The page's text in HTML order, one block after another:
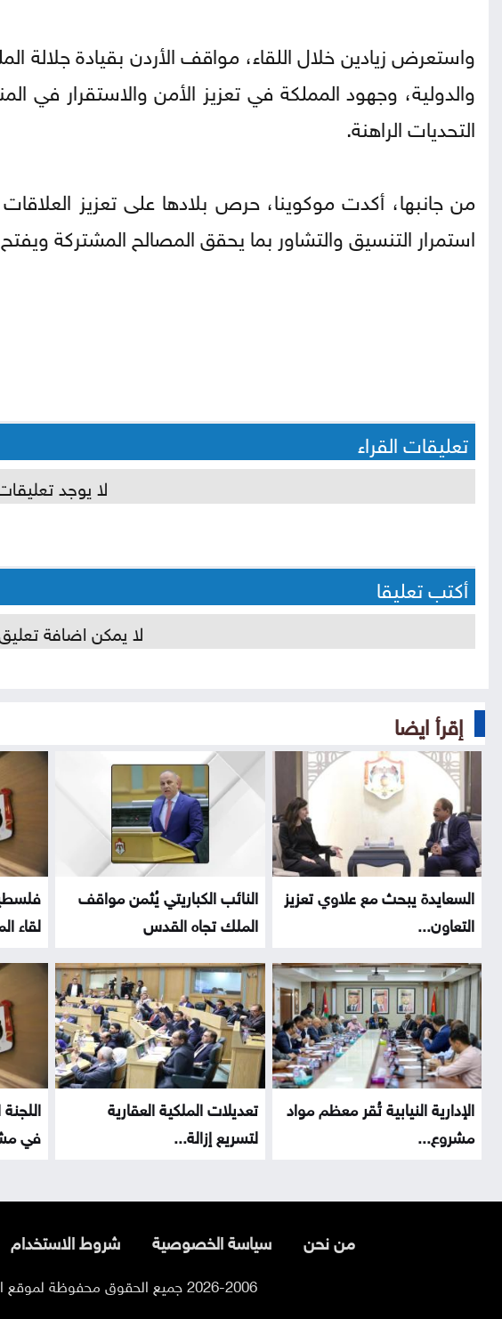
واستعرض زيادين خلال اللقاء، مواقف الأردن بقيادة جلالة
والدولية، وجهود المملكة في تعزيز الأمن والاستقرار في
التحديات الراهنة.
من جانبها، أكدت موكوينا، حرص بلادها على تعزيز
استمرار التنسيق والتشاور بما يحقق المصالح المشتركة
تعليقات القراء
لا يوجد
أكتب تعليقا
لا يمكن اضافة
إقرأ ايضا
السعايدة يبحث مع علاوي تعزيز
التعاون...
النائب الكباريتي يُثمن مواقف
الملك تجاه القدس
لقاء
الإدارية النيابية تُقر معظم مواد
مشروع...
تعديلات الملكية العقارية
لتسريع إزالة...
في
من نحن سياسة الخصوصية شروط الاستخدام
2026-2006 جميع الحقوق محفوظة لموقع السوسنة